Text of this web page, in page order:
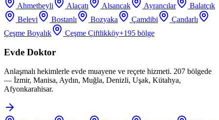
Ahmetbeyli Alaçatı Alsancak Ayrancılar
Balatçık
Belevi
Bostanlı Bozyaka Çamdibi
Çandarlı
Çeşme Boyalık
Çeşme Çiftlikköy+195 bölge
Evde Doktor
Anlaşmalı hekimlerle evde muayene ve reçete hizmeti. 207 bölgede
— İzmir, Manisa, Aydın, Muğla, Denizli, Uşak, Kütahya,
Afyonkarahisar.